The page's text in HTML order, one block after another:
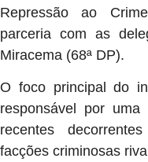
Repressão ao
parceria com as
Miracema (68ª DP).
O foco principal do
responsável por
recentes
facções criminosas